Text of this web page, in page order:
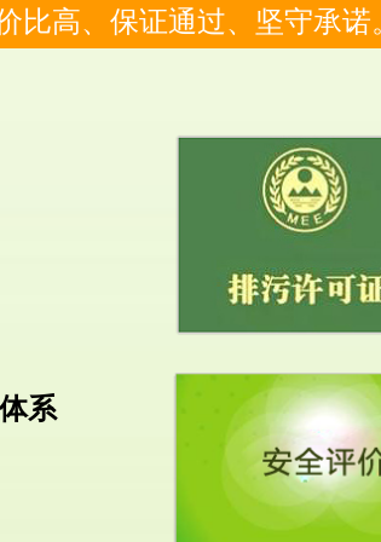
比高、保证通过、坚守承诺
系